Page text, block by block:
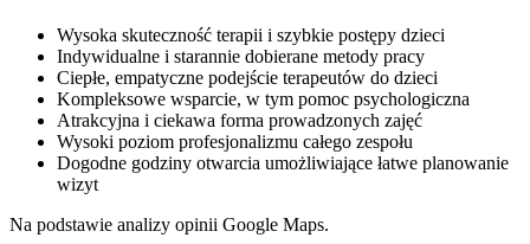
Wysoka skuteczność terapii i szybkie postępy dzieci
Indywidualne i starannie dobierane metody pracy
Ciepłe, empatyczne podejście terapeutów do dzieci
Kompleksowe wsparcie, w tym pomoc psychologiczna
Atrakcyjna i ciekawa forma prowadzonych zajęć
Wysoki poziom profesjonalizmu całego zespołu
Dogodne godziny otwarcia umożliwiające łatwe planowanie
wizyt
Na podstawie analizy opinii Google Maps.